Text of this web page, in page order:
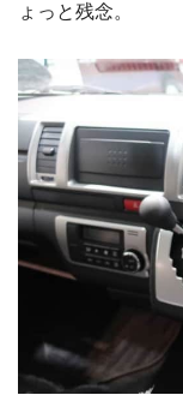
ょっと残念。